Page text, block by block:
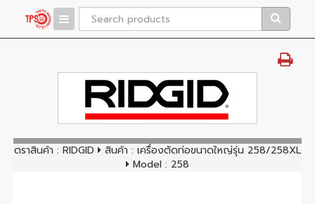
ตราสินค้า : RIDGID สินค้า : เครื่องตัดท่อขนาดใหญ่รุ่น 258/258XL
Model : 258